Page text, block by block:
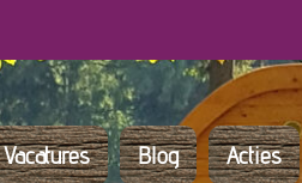
Vacatures Blog Acties